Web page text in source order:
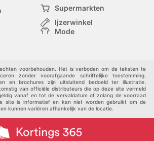
Supermarkten
Ijzerwinkel
Mode
voorbehouden. Het is verboden om de teksten te
zonder voorafgaande schriftelijke toestemming.
en brochures zijn uitsluitend bedoeld ter illustratie.
van officiële distributeurs die op deze site vermeld
vanaf en tot de vervaldatum of zolang de voorraad
site is informatief en kan niet worden gebruikt om de
kunnen variëren afhankelijk van de locatie.